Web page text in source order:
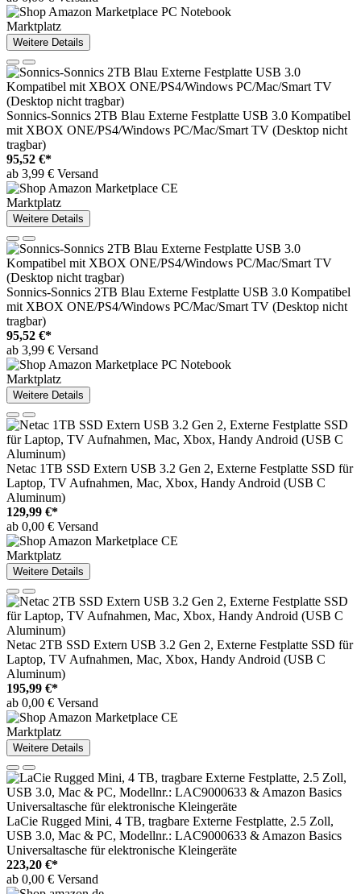
Marktplatz
Weitere Details
Sonnics-Sonnics 2TB Blau Externe Festplatte USB 3.0 Kompatibel
mit XBOX ONE/PS4/Windows PC/Mac/Smart TV (Desktop nicht
tragbar)
95,52 €*
ab 3,99 € Versand
Marktplatz
Weitere Details
Sonnics-Sonnics 2TB Blau Externe Festplatte USB 3.0 Kompatibel
mit XBOX ONE/PS4/Windows PC/Mac/Smart TV (Desktop nicht
tragbar)
95,52 €*
ab 3,99 € Versand
Marktplatz
Weitere Details
Netac 1TB SSD Extern USB 3.2 Gen 2, Externe Festplatte SSD für
Laptop, TV Aufnahmen, Mac, Xbox, Handy Android (USB C
Aluminum)
129,99 €*
ab 0,00 € Versand
Marktplatz
Weitere Details
Netac 2TB SSD Extern USB 3.2 Gen 2, Externe Festplatte SSD für
Laptop, TV Aufnahmen, Mac, Xbox, Handy Android (USB C
Aluminum)
195,99 €*
ab 0,00 € Versand
Marktplatz
Weitere Details
LaCie Rugged Mini, 4 TB, tragbare Externe Festplatte, 2.5 Zoll,
USB 3.0, Mac & PC, Modellnr.: LAC9000633 & Amazon Basics
Universaltasche für elektronische Kleingeräte
223,20 €*
ab 0,00 € Versand